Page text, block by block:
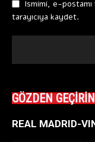
Ismimi, e-
tarayıcıya kaydet.
GÖZDEN GEÇİRİN
REAL MADRID-